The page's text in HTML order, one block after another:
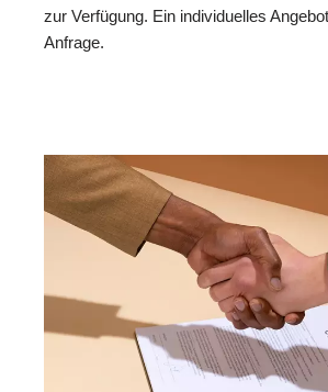
zur Verfügung. Ein individuelles
Anfrage.